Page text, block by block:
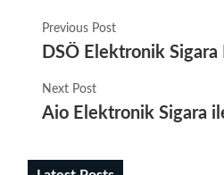
Previous Post
DSÖ Elektronik Sigara
Next Post
Aio Elektronik Sigara